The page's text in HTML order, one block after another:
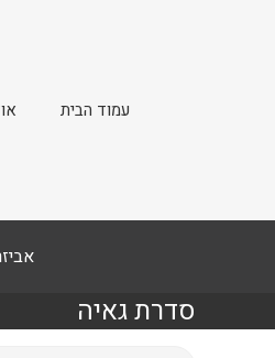
עמוד הבית
סדרת גאיה